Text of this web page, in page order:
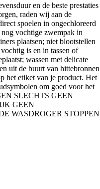
en de beste prestaties
raden wij aan de
spoelen in ongechloreerd
vochtige zwempak in
plaatsen; niet blootstellen
is en in tassen of
wassen met delicate
uit de buurt van hittebronnen
het etiket van je product. Het
om goed voor het
SLECHTS GEEN
GEEN
WASDROGER STOPPEN